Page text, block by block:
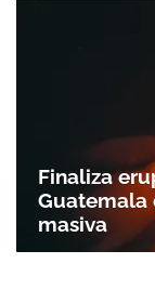
Finaliza
Guatemala
masiva